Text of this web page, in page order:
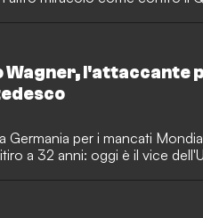
Wagner, l'attaccante
Germania per i mancati
il ritiro a 32 anni: oggi è il vice